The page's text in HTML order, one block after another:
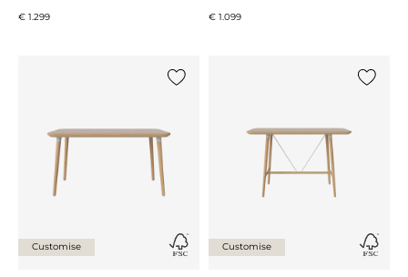
€ 1.299 € 1.099
Customise Customise